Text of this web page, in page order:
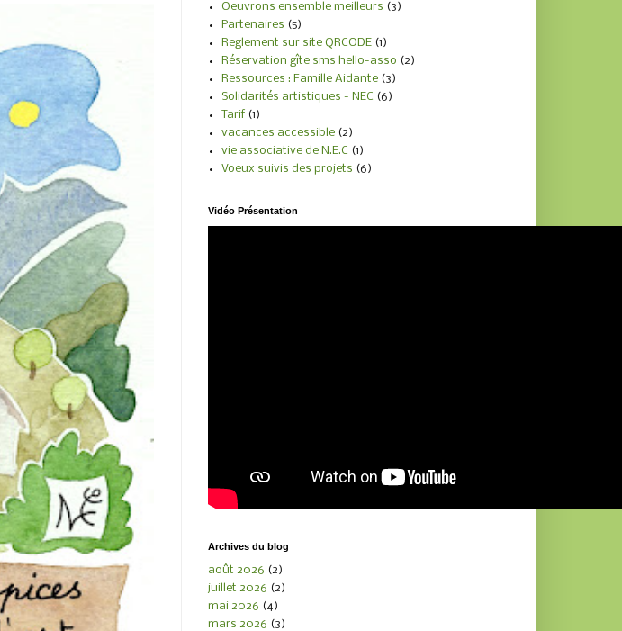
Oeuvrons ensemble meilleurs (3)
Partenaires (5)
Reglement sur site QRCODE (1)
Réservation gîte sms hello-asso (2)
Ressources : Famille Aidante (3)
Solidarités artistiques - NEC (6)
Tarif (1)
vacances accessible (2)
vie associative de N.E.C (1)
Voeux suivis des projets (6)
Vidéo Présentation
Archives du blog
août 2026 (2)
juillet 2026 (2)
mai 2026 (4)
mars 2026 (3)